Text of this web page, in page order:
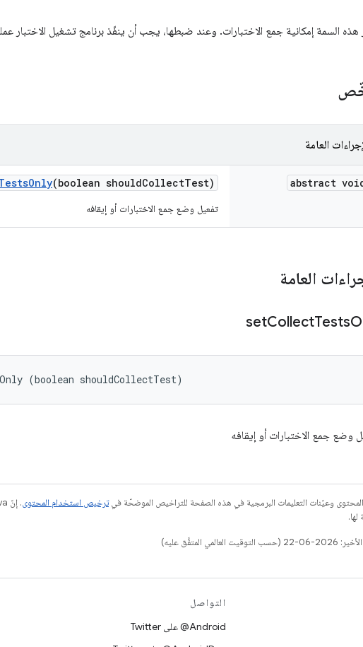
هذه السمة إمكانية جمع الاختبارات. وعند ضبطها، يجب أن ينفّذ برنامج تشغيل الاختبار
العامة
abstract
Only(boolean shouldCollectTest)
تفعيل وضع جمع الاختبارات أو إيقافه
العامة
setCollectTests
(boolean shouldCollectTest)
وضع جمع الاختبارات أو إيقافه
وعيّنات التعليمات البرمجية في هذه الصفحة للتراخيص الموضحّة فيترخيص استخدام المحتوى
لها.
المتفَّق عليه)
التواصل
‎@Android على Twitter